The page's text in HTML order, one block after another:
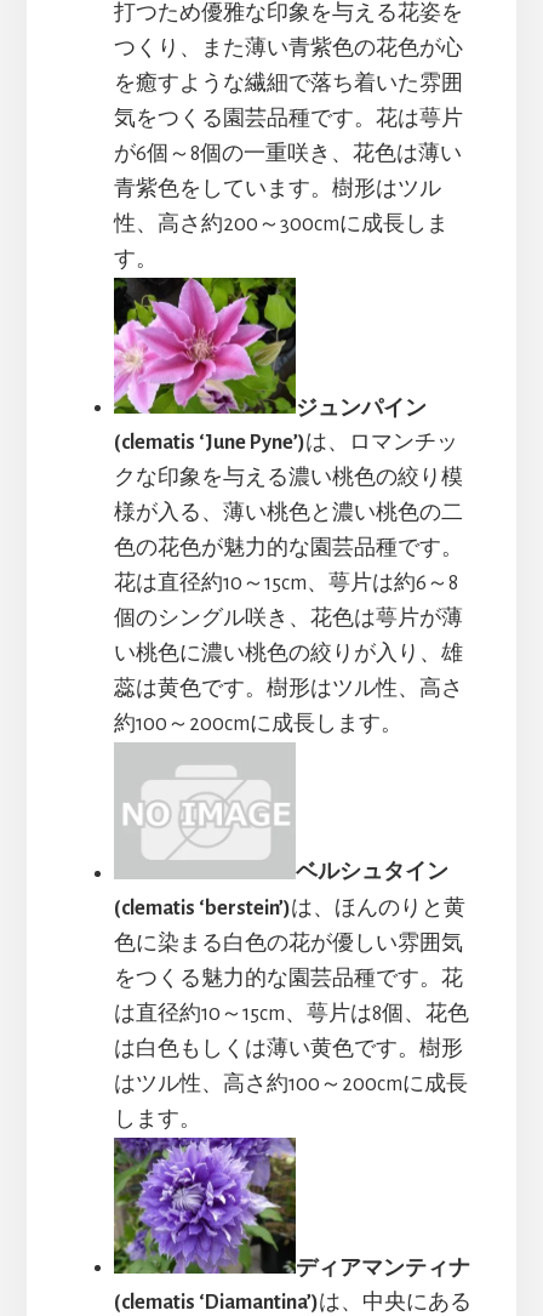
打つため優雅な印象を与える花姿を
つくり、また薄い青紫色の花色が心
を癒すような繊細で落ち着いた雰囲
気をつくる園芸品種です。花は萼片
が6個～8個の一重咲き、花色は薄い
青紫色をしています。樹形はツル
性、高さ約200～300cmに成長しま
す。
ジュンパイン
(clematis ‘June Pyne’)は、ロマンチッ
クな印象を与える濃い桃色の絞り模
様が入る、薄い桃色と濃い桃色の二
色の花色が魅力的な園芸品種です。
花は直径約10～15cm、萼片は約6～8
個のシングル咲き、花色は萼片が薄
い桃色に濃い桃色の絞りが入り、雄
蕊は黄色です。樹形はツル性、高さ
約100～200cmに成長します。
ベルシュタイン
(clematis ‘berstein’)は、ほんのりと黄
色に染まる白色の花が優しい雰囲気
をつくる魅力的な園芸品種です。花
は直径約10～15cm、萼片は8個、花色
は白色もしくは薄い黄色です。樹形
はツル性、高さ約100～200cmに成長
します。
ディアマンティナ
(clematis ‘Diamantina’)は、中央にある